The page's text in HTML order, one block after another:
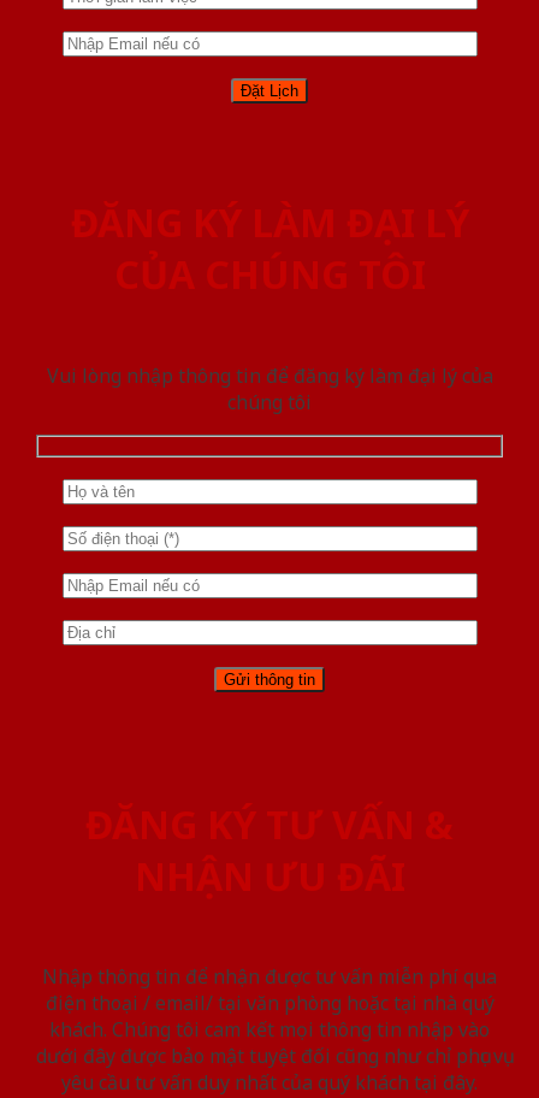
ĐĂNG KÝ LÀM ĐẠI LÝ
CỦA CHÚNG TÔI
Vui lòng nhập thông tin để đăng ký làm đại lý của
chúng tôi
ĐĂNG KÝ TƯ VẤN &
NHẬN ƯU ĐÃI
Nhập thông tin để nhận được tư vấn miễn phí qua
điện thoại / email/ tại văn phòng hoặc tại nhà quý
khách. Chúng tôi cam kết mọi thông tin nhập vào
dưới đây được bảo mật tuyệt đối cũng như chỉ phục vụ
yêu cầu tư vấn duy nhất của quý khách tại đây.